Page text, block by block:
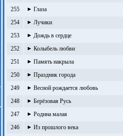
255
Глаза
254
Лучики
253
Дождь в сердце
252
Колыбель любви
251
Память накрыла
250
Праздник города
249
Весной рождается любовь
248
Берёзовая Русь
247
Родина малая
246
Из прошлого века